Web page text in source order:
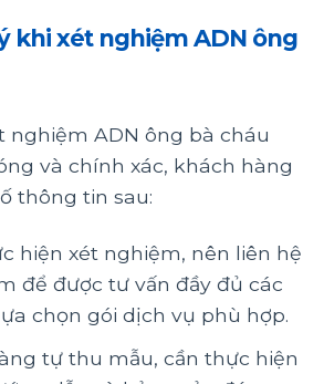
khi xét nghiệm ADN ông
ADN ông bà cháu
và chính xác, khách hàng
thông tin sau:
hiện xét nghiệm, nên liên hệ
để được tư vấn đầy đủ các
chọn gói dịch vụ phù hợp.
tự thu mẫu, cần thực hiện